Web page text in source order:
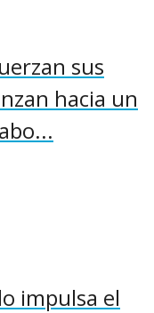
sus
hacia un
impulsa el